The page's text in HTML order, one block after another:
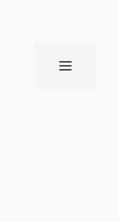
MENU